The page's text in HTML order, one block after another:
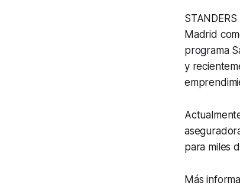
Madrid
programa
y
para miles
Más